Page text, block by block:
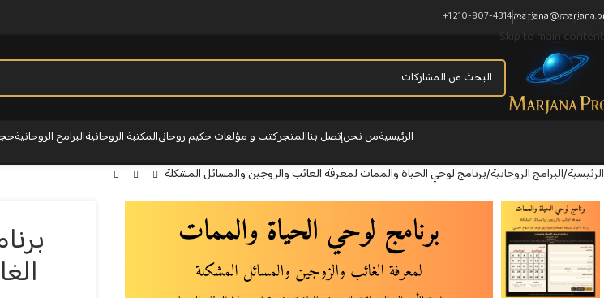
Skip to navigation
Skip to main content
+1 210-807-4314
الرئيسيةمن نحنإتصل بناالمتجركتب و مؤلفات حكيم روحانىالمكتبة الروحانيةالبرامج الروحانية
الرئيسية البرامج الروحانية برنامج لوحي الحياة والممات لمعرفة الغائب والزوجين والمسائل المشكلة